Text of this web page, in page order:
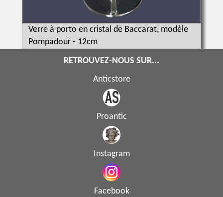
Verre à porto en cristal de Baccarat, modèle
Pompadour - 12cm
RETROUVEZ-NOUS SUR...
Anticstore
Proantic
Instagram
Facebook